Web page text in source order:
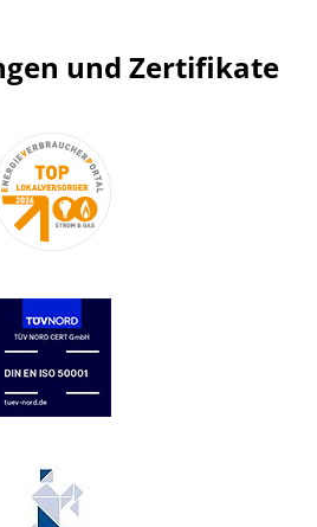
und Zertifikate